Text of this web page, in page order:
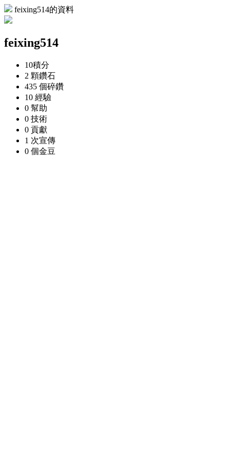
feixing514的資料
feixing514
10積分
2 顆鑽石
435 個碎鑽
10 經驗
0 幫助
0 技術
0 貢獻
1 次宣傳
0 個金豆